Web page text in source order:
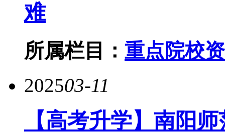
难
所属栏目： 重点院校
202503-11
【高考升学】南阳